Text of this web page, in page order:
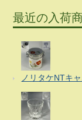
最近の入荷
ノリタケNTキ